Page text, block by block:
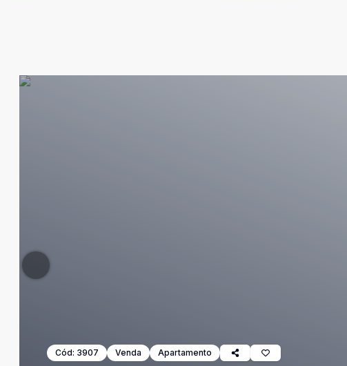
Cód: 3907 Venda Apartamento